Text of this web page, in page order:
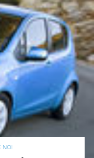
NOI